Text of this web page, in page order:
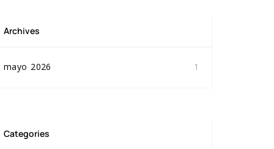
Archives
mayo 2026 1
Categories